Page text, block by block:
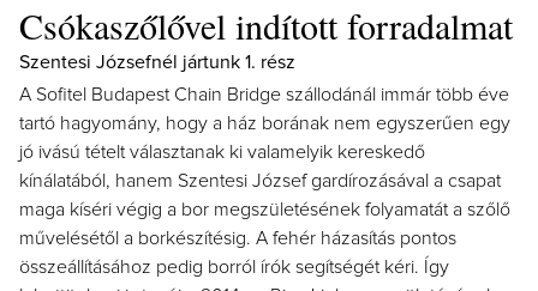
Csókaszőlővel indított forradalmat
Szentesi Józsefnél jártunk 1. rész
A Sofitel Budapest Chain Bridge szállodánál immár több éve
tartó hagyomány, hogy a ház borának nem egyszerűen egy
jó ivású tételt választanak ki valamelyik kereskedő
kínálatából, hanem Szentesi József gardírozásával a csapat
maga kíséri végig a bor megszületésének folyamatát a szőlő
művelésétől a borkészítésig. A fehér házasítás pontos
összeállításához pedig borról írók segítségét kéri. Így